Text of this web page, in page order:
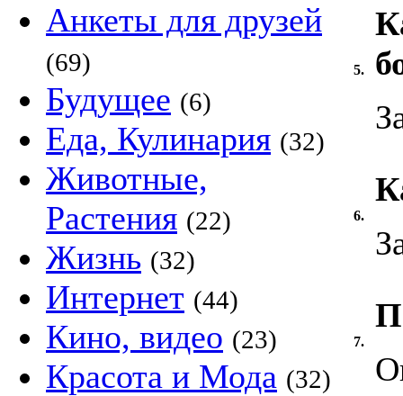
Анкеты для друзей
(69)
Будущее (6)
Еда, Кулинария (32)
Животные,
Растения (22)
Жизнь (32)
Интернет (44)
Кино, видео (23)
Красота и Мода (32)
5.
6.
7.